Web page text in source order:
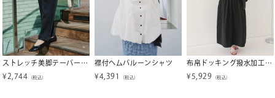
ストレッチ美脚テーパードタックパンツ
¥ 2,744 （税込）
襟付ヘムバルーンシャツ
¥4,391 （税込）
布帛ドッキング撥水加工ワンピース
¥ 5,929 （税込）